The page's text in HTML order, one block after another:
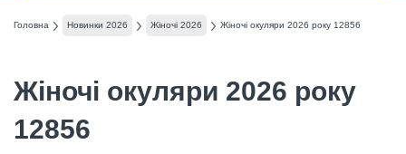
Головна Новинки 2026 Жіночі 2026 Жіночі окуляри 2026 року 12856
Жіночі окуляри 2026 року
12856